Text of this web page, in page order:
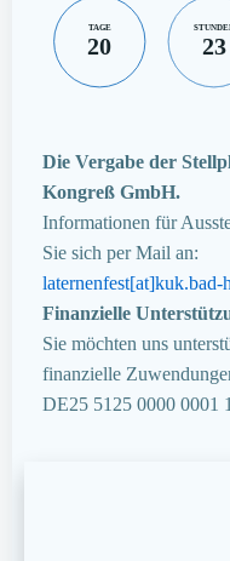
TAGE
20 23
Die Vergabe der
Kongreß GmbH.
Informationen für
Sie sich per Mail an:
laternenfest[at]kuk.bad-
Finanzielle
Sie möchten uns
finanzielle
DE25 5125 0000 0001